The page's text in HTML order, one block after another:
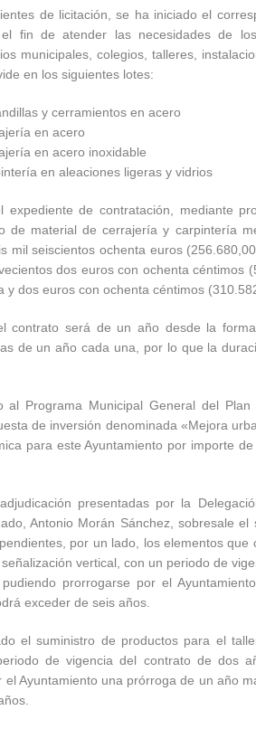
de licitación, se ha iniciado el
fin de atender las necesidades de
municipales, colegios, talleres,
en los siguientes lotes:
y cerramientos en acero
en acero
en acero inoxidable
en aleaciones ligeras y vidrios
de contratación, mediante
de material de cerrajería y carpintería
mil seiscientos ochenta euros
dos euros con ochenta céntimos
y dos euros con ochenta céntimos
contrato será de un año desde la
de un año cada una, por lo que la
al Programa Municipal General del
de inversión denominada «Mejora
para este Ayuntamiento por importe
presentadas por la
Antonio Morán Sánchez, sobresale
por un lado, los elementos
vertical, con un periodo de
prorrogarse por el
exceder de seis años.
el suministro de productos para el
de vigencia del contrato de dos
el Ayuntamiento una prórroga de un año